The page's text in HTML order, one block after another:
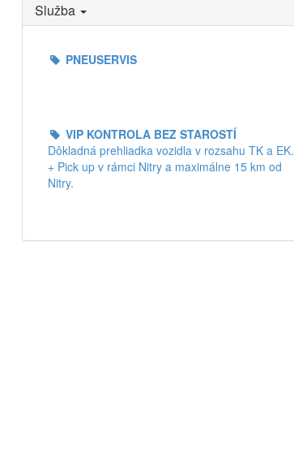
Služba
PNEUSERVIS
VIP KONTROLA BEZ STAROSTÍ
Dôkladná prehliadka vozidla v rozsahu TK a EK.
+ Pick up v rámci Nitry a maximálne 15 km od
Nitry.